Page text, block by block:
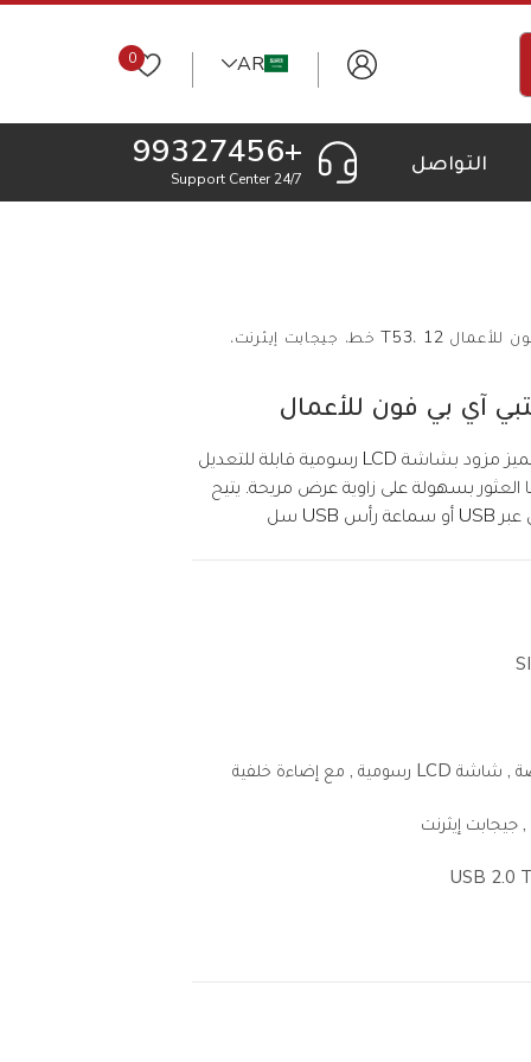
AR
0
التواصل +99327456
24/7 Support Center
يالينك T53 – هاتف مكتبي آي بي فون للأعمال T53، 12 خط، جيجابت إيثرنت،
هاتف يالينك T53 هو هاتف أعمال مميز مزود بشاشة LCD رسومية قابلة للتعديل
العثور بسهولة على زاوية عرض مريحة. يتيح
جيجابت إيثرنت
USB 2.0